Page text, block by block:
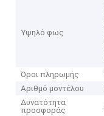
Υψηλό φως
Όροι πληρωμής
Αριθμό μοντέλου
Δυνατότητα
προσφοράς